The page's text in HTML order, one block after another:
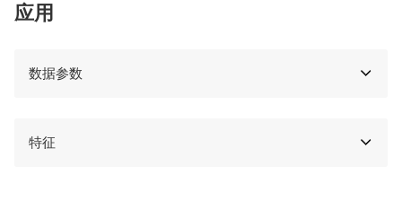
应用
数据参数
特征